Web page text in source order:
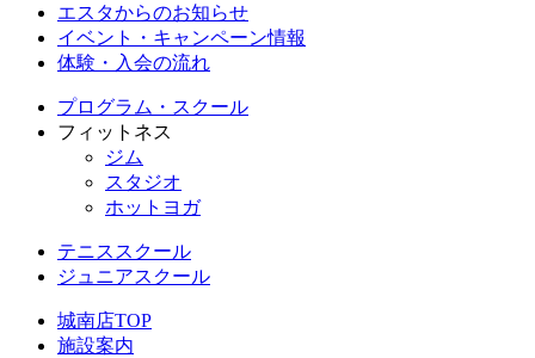
エスタからのお知らせ
イベント・キャンペーン情報
体験・入会の流れ
プログラム・スクール
フィットネス
ジム
スタジオ
ホットヨガ
テニススクール
ジュニアスクール
城南店TOP
施設案内